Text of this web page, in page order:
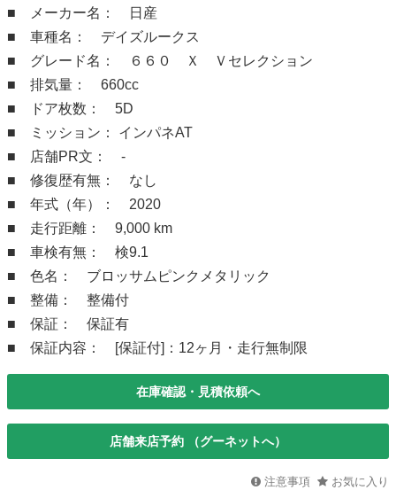
■ メーカー名： 日産
■ 車種名： デイズルークス
■ グレード名： ６６０ Ｘ Ｖセレクション
■ 排気量： 660cc
■ ドア枚数： 5D
■ ミッション： インパネAT
■ 店舗PR文： -
■ 修復歴有無： なし
■ 年式（年）： 2020
■ 走行距離： 9,000 km
■ 車検有無： 検9.1
■ 色名： ブロッサムピンクメタリック
■ 整備： 整備付
■ 保証： 保証有
■ 保証内容： [保証付]：12ヶ月・走行無制限
在庫確認・見積依頼へ
店舗来店予約 （グーネットへ）
注意事項 お気に入り